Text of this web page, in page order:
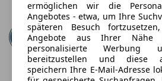
ermöglichen wir die
Angebotes - etwa, um Ihre
späteren Besuch
Angebote aus Ihrer Nähe
personalisierte Werbung
bereitzustellen und diese
speichern Ihre E-Mail-Adresse